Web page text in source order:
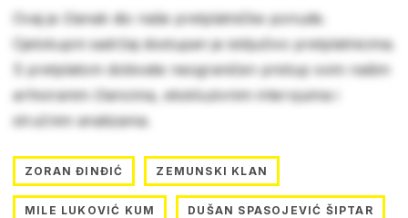
Ovaj je članak dio naše pretplatničke ponude.
Cjelokupni sadržaj dostupan je isključivo pretplatnicima.
S pretplatom dobivate neograničen pristup svim našim
arhiviranim člancima, ekskluzivnim intervjuima i
stručnim analizama.
ZORAN ĐINĐIĆ ZEMUNSKI KLAN
MILE LUKOVIĆ KUM DUŠAN SPASOJEVIĆ ŠIPTAR